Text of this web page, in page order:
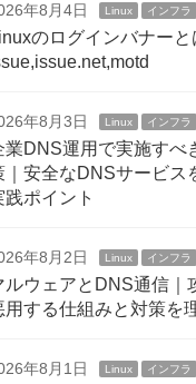
年8月4日 Linux インフラ
のログインバナー
年8月3日 Linux インフラ
業DNS運用で実施すべ
｜安全なDNSサービス
践ポイント
年8月2日 Linux インフラ
ルウェアとDNS通信｜
用する仕組みと対策を
年8月1日 Linux インフラ